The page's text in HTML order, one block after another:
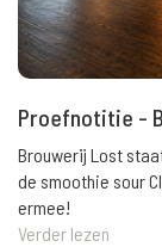
Proefnotitie -
Brouwerij Lost
de smoothie sour
ermee!
Verder lezen